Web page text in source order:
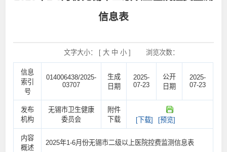
信息表
文字大小： [ 大 中 小] 浏览次数：
信息
索引
号
014006438/2025-
03707
生成
日期
2025-
07-23
公开
日期
2025-
07-23
发布
机构
无锡市卫生健康
委员会
附件
下载
[下载] [预览]
内容
概述
2025年1-6月份无锡市二级以上医院控费监测信息表